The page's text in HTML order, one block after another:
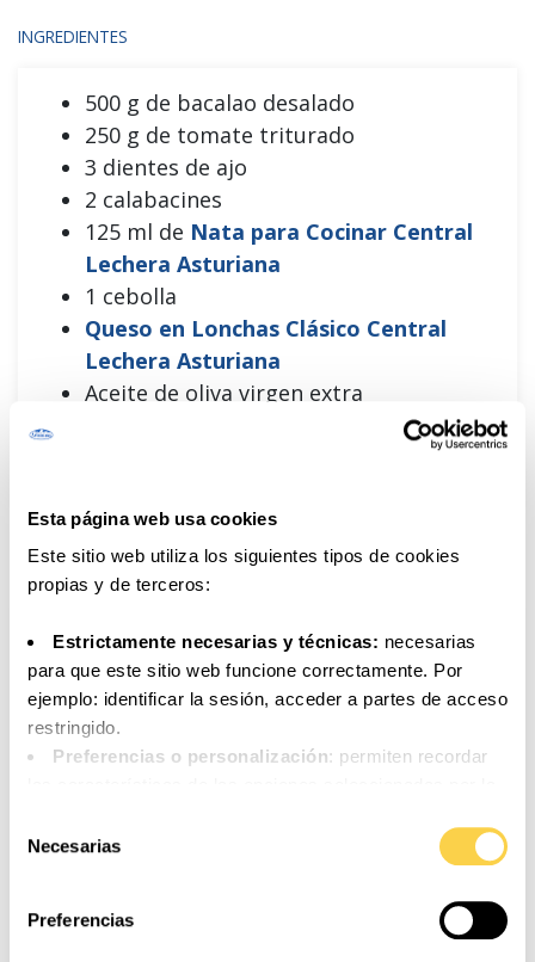
Esta página web usa cookies
Este sitio web utiliza los siguientes tipos de cookies
propias y de terceros:
Estrictamente necesarias y técnicas: necesarias
para que este sitio web funcione correctamente. Por
ejemplo: identificar la sesión, acceder a partes de acceso
restringido.
Preferencias o personalización: permiten recordar
Análisis o medición
: para medir la actividad, usos y
disponibles con el fin de introducir mejoras o nuevos
servicios.
Necesarias
Preferencias
INGREDIENTES
500 g de bacalao desalado
250 g de tomate triturado
3 dientes de ajo
2 calabacines
125 ml de Nata para Cocinar Central
Lechera Asturiana
1 cebolla
Queso en Lonchas Clásico Central
Lechera Asturiana
Aceite de oliva virgen extra
RECETA ELABORADA CON